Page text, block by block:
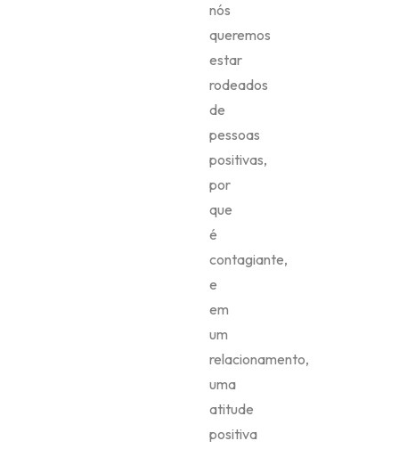
nós
queremos
estar
rodeados
de
pessoas
positivas,
por
que
é
contagiante,
e
em
um
relacionamento,
uma
atitude
positiva